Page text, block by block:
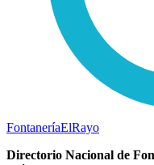
FontaneríaElRayo
Directorio Nacional de